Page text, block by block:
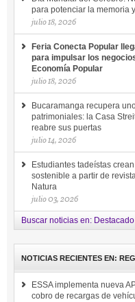
para potenciar la memoria
julio 18, 2026
Feria Conecta Popular
para impulsar los
Economía Popular
julio 18, 2026
Bucaramanga recupera
patrimoniales: la Casa
reabre sus puertas
julio 14, 2026
Estudiantes tadeístas
sostenible a partir de
Natura
julio 03, 2026
Buscar noticias en: Destacado
NOTICIAS RECIENTES EN:
ESSA implementa nueva
cobro de recargas de